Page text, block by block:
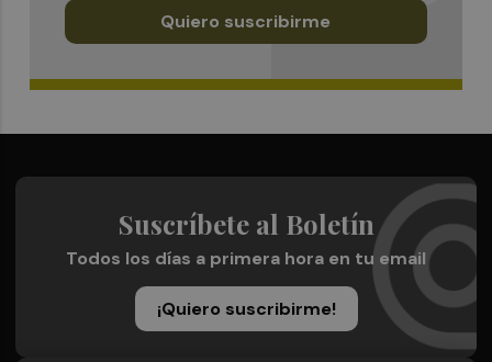
Quiero suscribirme
Suscríbete al Boletín
Todos los días a primera hora en tu email
¡Quiero suscribirme!